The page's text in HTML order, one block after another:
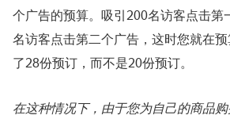
个广告的预算。吸引200名访客点击第
名访客点击第二个广告，这时您就在
了28份预订，而不是20份预订。
在这种情况下，由于您为自己的商品